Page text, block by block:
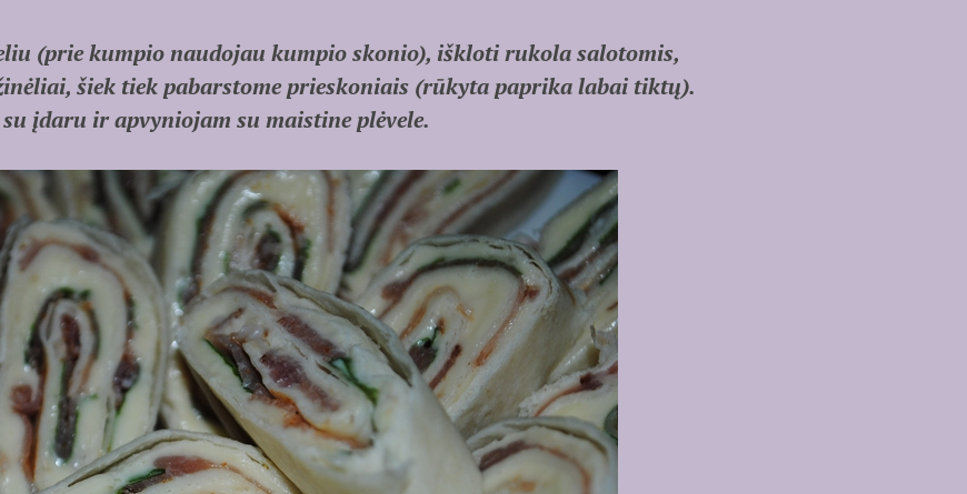
(prie kumpio naudojau kumpio skonio), iškloti rukola salotomis,
šiek tiek pabarstome prieskoniais (rūkyta paprika labai tiktų).
įdaru ir apvyniojam su maistine plėvele.